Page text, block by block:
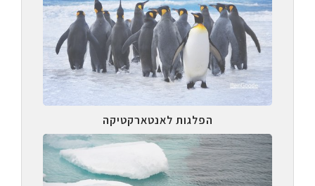
הפלגות לאנטארקטיקה